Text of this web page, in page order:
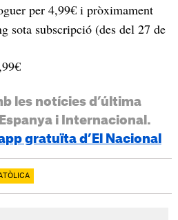
per 4,99€ i pròximament
sota subscripció (des del 27 de
les notícies d’última
i Internacional.
gratuïta d’El Nacional